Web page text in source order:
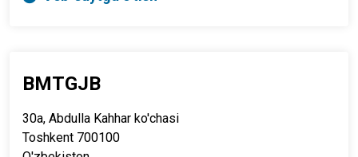
BMTGJB
30a, Abdulla Kahhar ko'chasi
Toshkent 700100